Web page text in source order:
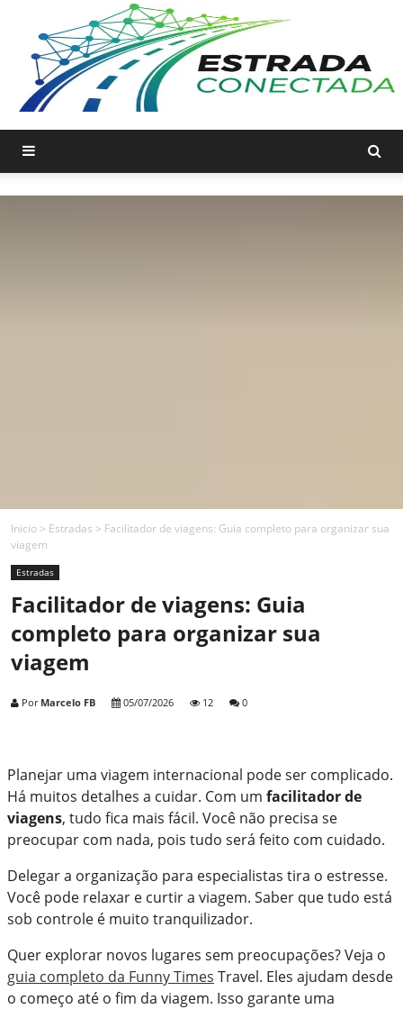
Inicio > Estradas > Facilitador de viagens: Guia completo para organizar sua
viagem
Estradas
Facilitador de viagens: Guia
completo para organizar sua
viagem
Por Marcelo FB 05/07/2026 12 0
Planejar uma viagem internacional pode ser complicado.
Há muitos detalhes a cuidar. Com um facilitador de
viagens, tudo fica mais fácil. Você não precisa se
preocupar com nada, pois tudo será feito com cuidado.
Delegar a organização para especialistas tira o estresse.
Você pode relaxar e curtir a viagem. Saber que tudo está
sob controle é muito tranquilizador.
Quer explorar novos lugares sem preocupações? Veja o
guia completo da Funny Times Travel. Eles ajudam desde
o começo até o fim da viagem. Isso garante uma